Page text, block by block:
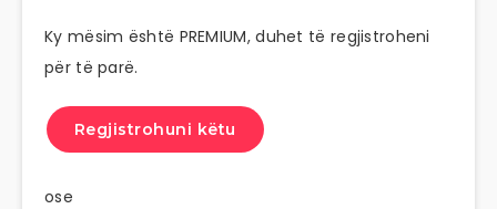
Ky mësim është PREMIUM, duhet të regjistroheni
për të parë.
Regjistrohuni këtu
ose